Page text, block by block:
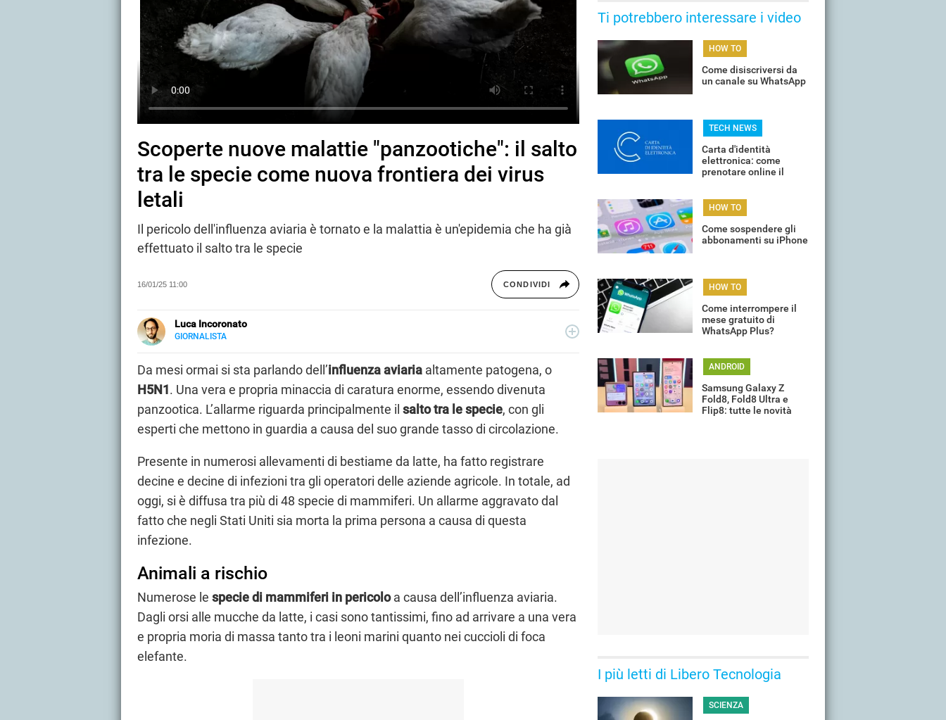
Scoperte nuove malattie "panzootiche": il salto
tra le specie come nuova frontiera dei virus
letali
Il pericolo dell'influenza aviaria è tornato e la malattia è un'epidemia che ha già
effettuato il salto tra le specie
16/01/25 11:00 CONDIVIDI
Luca Incoronato
GIORNALISTA
LINKEDIN
giornalistiche fisiche e online, così come in TV, come autore, giornalista e copywriter. Per
Libero Tecnologia scrivo nella sezione Scienza.
Da mesi ormai si sta parlando dell’influenza aviaria altamente patogena, o
H5N1. Una vera e propria minaccia di caratura enorme, essendo divenuta
panzootica. L’allarme riguarda principalmente il salto tra le specie, con gli
esperti che mettono in guardia a causa del suo grande tasso di circolazione.
Presente in numerosi allevamenti di bestiame da latte, ha fatto registrare
decine e decine di infezioni tra gli operatori delle aziende agricole. In totale, ad
oggi, si è diffusa tra più di 48 specie di mammiferi. Un allarme aggravato dal
fatto che negli Stati Uniti sia morta la prima persona a causa di questa
infezione.
Animali a rischio
Numerose le specie di mammiferi in pericoloa causa dell’influenza aviaria.
Dagli orsi alle mucche da latte, i casi sono tantissimi, fino ad arrivare a una vera
e propria moria di massa tanto tra i leoni marini quanto nei cuccioli di foca
elefante.
Ti potrebbero interessare i video
HOW TO
Come disiscriversi da
un canale su WhatsApp
TECH NEWS
Carta d'identità
elettronica: come
prenotare online il
HOW TO
Come sospendere gli
abbonamenti su iPhone
HOW TO
Come interrompere il
mese gratuito di
WhatsApp Plus?
ANDROID
Samsung Galaxy Z
Fold8, Fold8 Ultra e
Flip8: tutte le novità
I più letti di Libero Tecnologia
SCIENZA